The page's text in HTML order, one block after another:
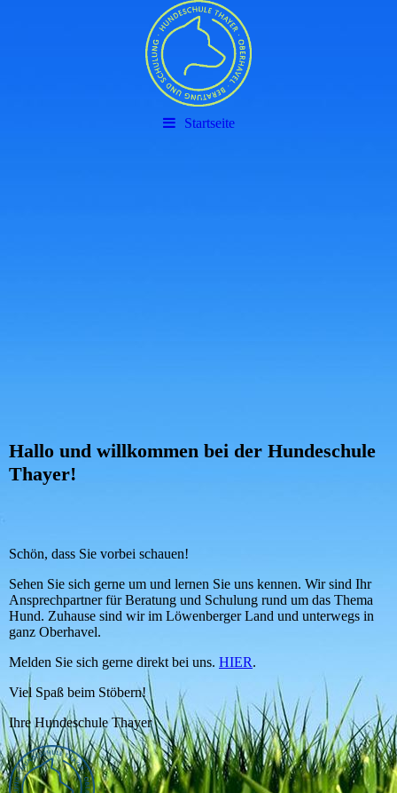
Startseite
Hallo und willkommen bei der Hundeschule
Thayer!
Schön, dass Sie vorbei schauen!
Sehen Sie sich gerne um und lernen Sie uns kennen. Wir sind Ihr
Ansprechpartner für Beratung und Schulung rund um das Thema
Hund. Zuhause sind wir im Löwenberger Land und unterwegs in
ganz Oberhavel.
Melden Sie sich gerne direkt bei uns. HIER.
Viel Spaß beim Stöbern!
Ihre Hundeschule Thayer